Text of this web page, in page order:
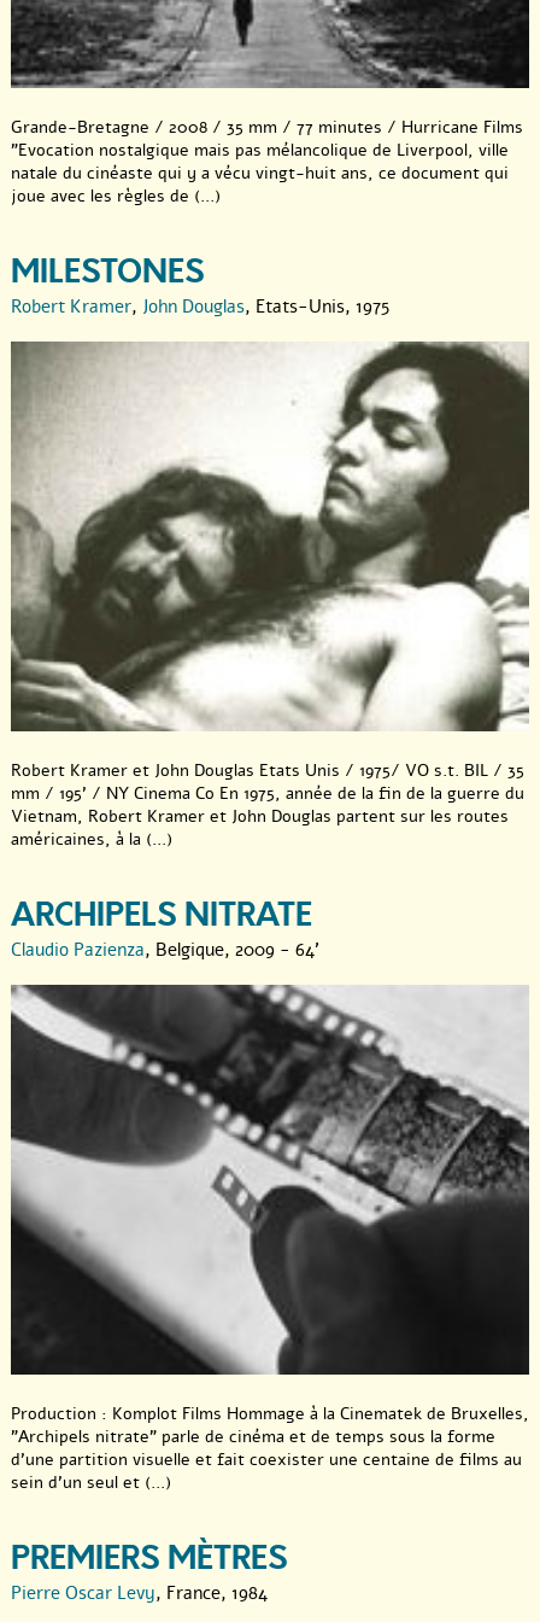
du charbon.
Le britannique Terence Davies, auteur du remarquable Distant
Voices, Still Livesnous invite dansOf Time and the city à la
découverte de sa ville d’enfance, dans un documentaire poème
sur Liverpool.
Enfin, les filmsArchipels NitrateetPremiers mètresnous
convieront à une jolie balade sur les chemins des mémoires
cinématographiques de leurs auteurs.
ici :
Grande-Bretagne / 2008 / 35 mm / 77 minutes / Hurricane Films
"Evocation nostalgique mais pas mélancolique de Liverpool, ville
natale du cinéaste qui y a vécu vingt-huit ans, ce document qui
joue avec les règles de (...)
MILESTONES
Robert Kramer, John Douglas, Etats-Unis, 1975
Robert Kramer et John Douglas Etats Unis / 1975/ VO s.t. BIL / 35
mm / 195’ / NY Cinema Co En 1975, année de la fin de la guerre du
Vietnam, Robert Kramer et John Douglas partent sur les routes
américaines, à la (...)
ARCHIPELS NITRATE
Claudio Pazienza, Belgique, 2009 - 64'
Production : Komplot Films Hommage à la Cinematek de Bruxelles,
"Archipels nitrate" parle de cinéma et de temps sous la forme
d’une partition visuelle et fait coexister une centaine de films au
sein d’un seul et (...)
PREMIERS MÈTRES
Pierre Oscar Levy, France, 1984